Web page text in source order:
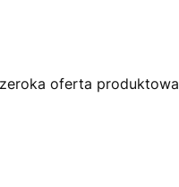
oferta produktowa